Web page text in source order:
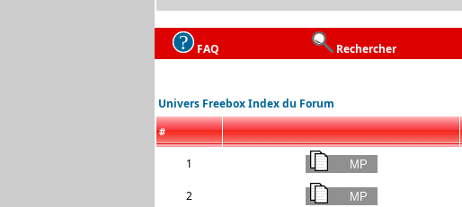
FAQ Rechercher
Univers Freebox Index du Forum
#
1
2